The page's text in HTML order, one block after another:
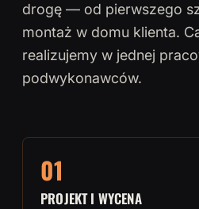
drogę — od pierwszego
montaż w domu klienta.
realizujemy w jednej
podwykonawców.
01
PROJEKT I WYCENA